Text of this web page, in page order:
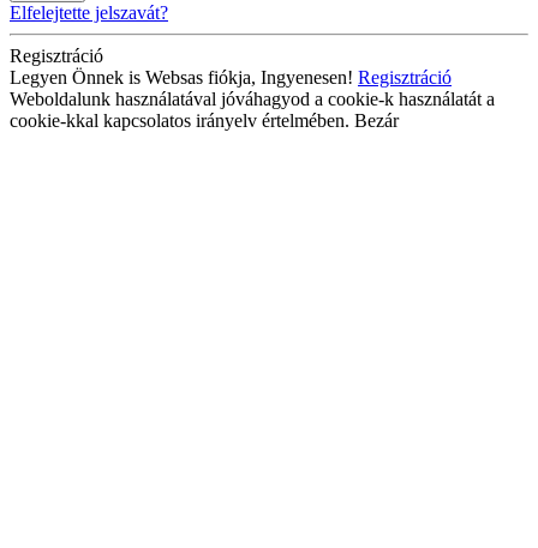
Elfelejtette jelszavát?
Regisztráció
Legyen Önnek is Websas fiókja, Ingyenesen! Regisztráció
Weboldalunk használatával jóváhagyod a cookie-k használatát a
cookie-kkal kapcsolatos irányelv értelmében. Bezár